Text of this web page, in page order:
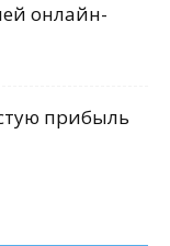
онлайн-
прибыль